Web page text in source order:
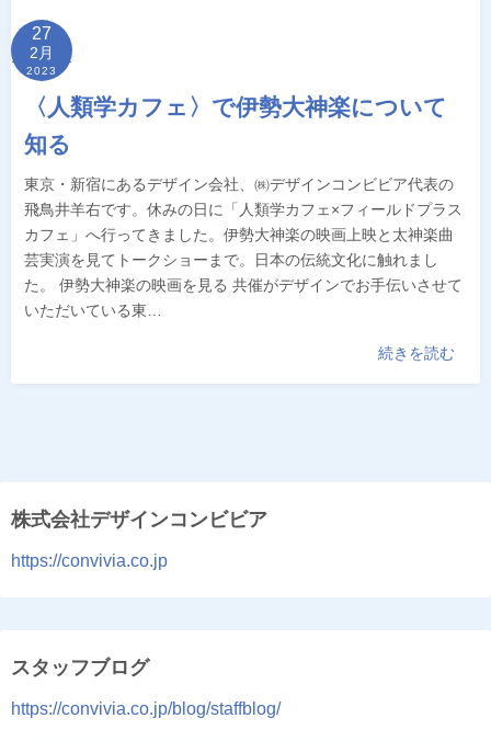
27
2月
2023
〈人類学カフェ〉で伊勢大神楽について
知る
東京・新宿にあるデザイン会社、㈱デザインコンビビア代表の
飛鳥井羊右です。休みの日に「人類学カフェ×フィールドプラス
カフェ」へ行ってきました。伊勢大神楽の映画上映と太神楽曲
芸実演を見てトークショーまで。日本の伝統文化に触れまし
た。 伊勢大神楽の映画を見る 共催がデザインでお手伝いさせて
いただいている東…
続きを読む
株式会社デザインコンビビア
https://convivia.co.jp
スタッフブログ
https://convivia.co.jp/blog/staffblog/